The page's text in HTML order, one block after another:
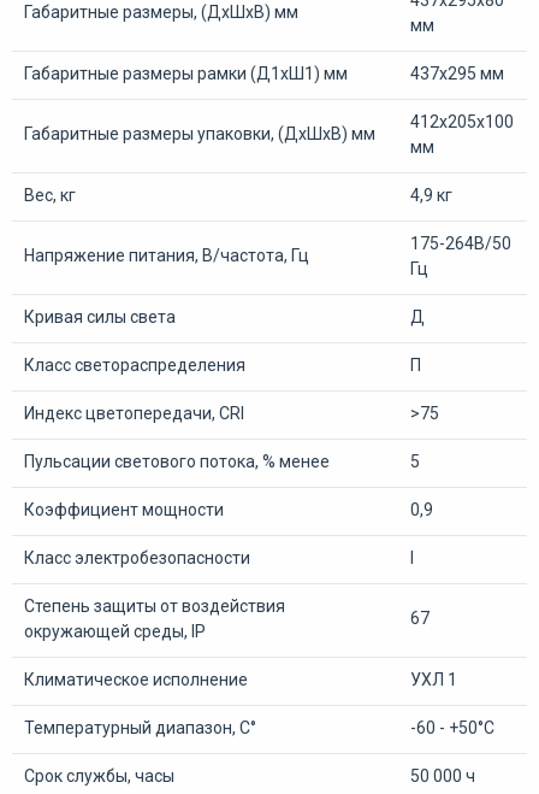
Габаритные размеры, (ДхШхВ) мм
мм
Габаритные размеры рамки (Д1хШ1) мм 437х295 мм
Габаритные размеры упаковки, (ДхШхВ) мм
412х205х100
мм
Вес, кг 4,9 кг
Напряжение питания, В/частота, Гц
175-264В/50
Гц
Кривая силы света Д
Класс светораспределения П
Индекс цветопередачи, CRI >75
Пульсации светового потока, % менее 5
Коэффициент мощности 0,9
Класс электробезопасности I
Степень защиты от воздействия
окружающей среды, IP
67
Климатическое исполнение УХЛ 1
Температурный диапазон, С° -60 - +50°С
Срок службы, часы 50 000 ч